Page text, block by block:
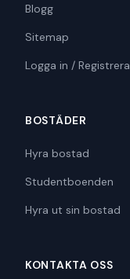
Blogg
Sitemap
Logga in / Registrera
BOSTÄDER
Hyra bostad
Studentboenden
Hyra ut sin bostad
KONTAKTA OSS